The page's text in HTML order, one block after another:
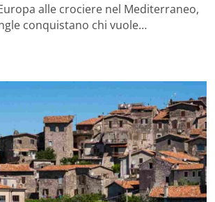
alle crociere nel Mediterraneo,
conquistano chi vuole…